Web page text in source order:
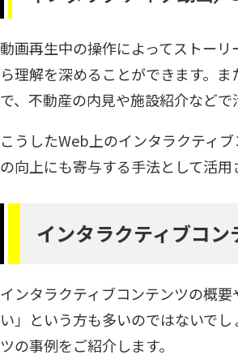
動画再生中の操作によってストー
ら理解を深めることができます。
で、不動産の内見や施設紹介などで
こうしたWeb上のインタラクティ
の向上にも寄与する手法として活用
インタラクティブコ
インタラクティブコンテンツの概
い」という方も多いのではないで
ツの事例をご紹介します。